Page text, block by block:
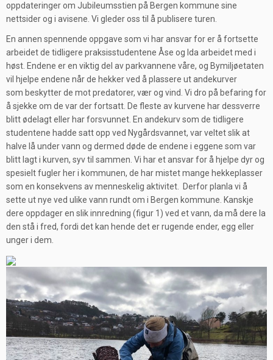
oppdateringer om Jubileumsstien på Bergen kommune sine
nettsider og i avisene. Vi gleder oss til å publisere turen.
En annen spennende oppgave som vi har ansvar for er å fortsette
arbeidet de tidligere praksisstudentene Åse og Ida arbeidet med i
høst. Endene er en viktig del av parkvannene våre, og Bymiljøetaten
vil hjelpe endene når de hekker ved å plassere ut andekurver
som beskytter de mot predatorer, vær og vind. Vi dro på befaring for
å sjekke om de var der fortsatt . De fleste av kurvene har dessverre
blitt ødelagt eller har forsvunnet. En andekurv som de tidligere
studentene hadde satt opp ved Nygårdsvannet, var veltet slik at
halve lå under vann og dermed døde de endene i eggene som var
blitt lagt i kurven, syv til sammen. Vi har et ansvar for å hjelpe dyr og
spesielt fugler her i kommunen, de har mistet mange hekkeplasser
som en konsekvens av menneskelig aktivitet. Derfor planla vi å
sette ut nye ved ulike vann rundt om i Bergen kommune. Kanskje
dere oppdager en slik innredning (figur 1) ved et vann, da må dere la
den stå i fred, fordi det kan hende det er rugende ender, egg eller
unger i dem.